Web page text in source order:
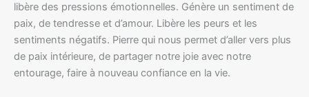
libère des pressions émotionnelles. Génère un sentiment de
paix, de tendresse et d’amour. Libère les peurs et les
sentiments négatifs. Pierre qui nous permet d’aller vers plus
de paix intérieure, de partager notre joie avec notre
entourage, faire à nouveau confiance en la vie.